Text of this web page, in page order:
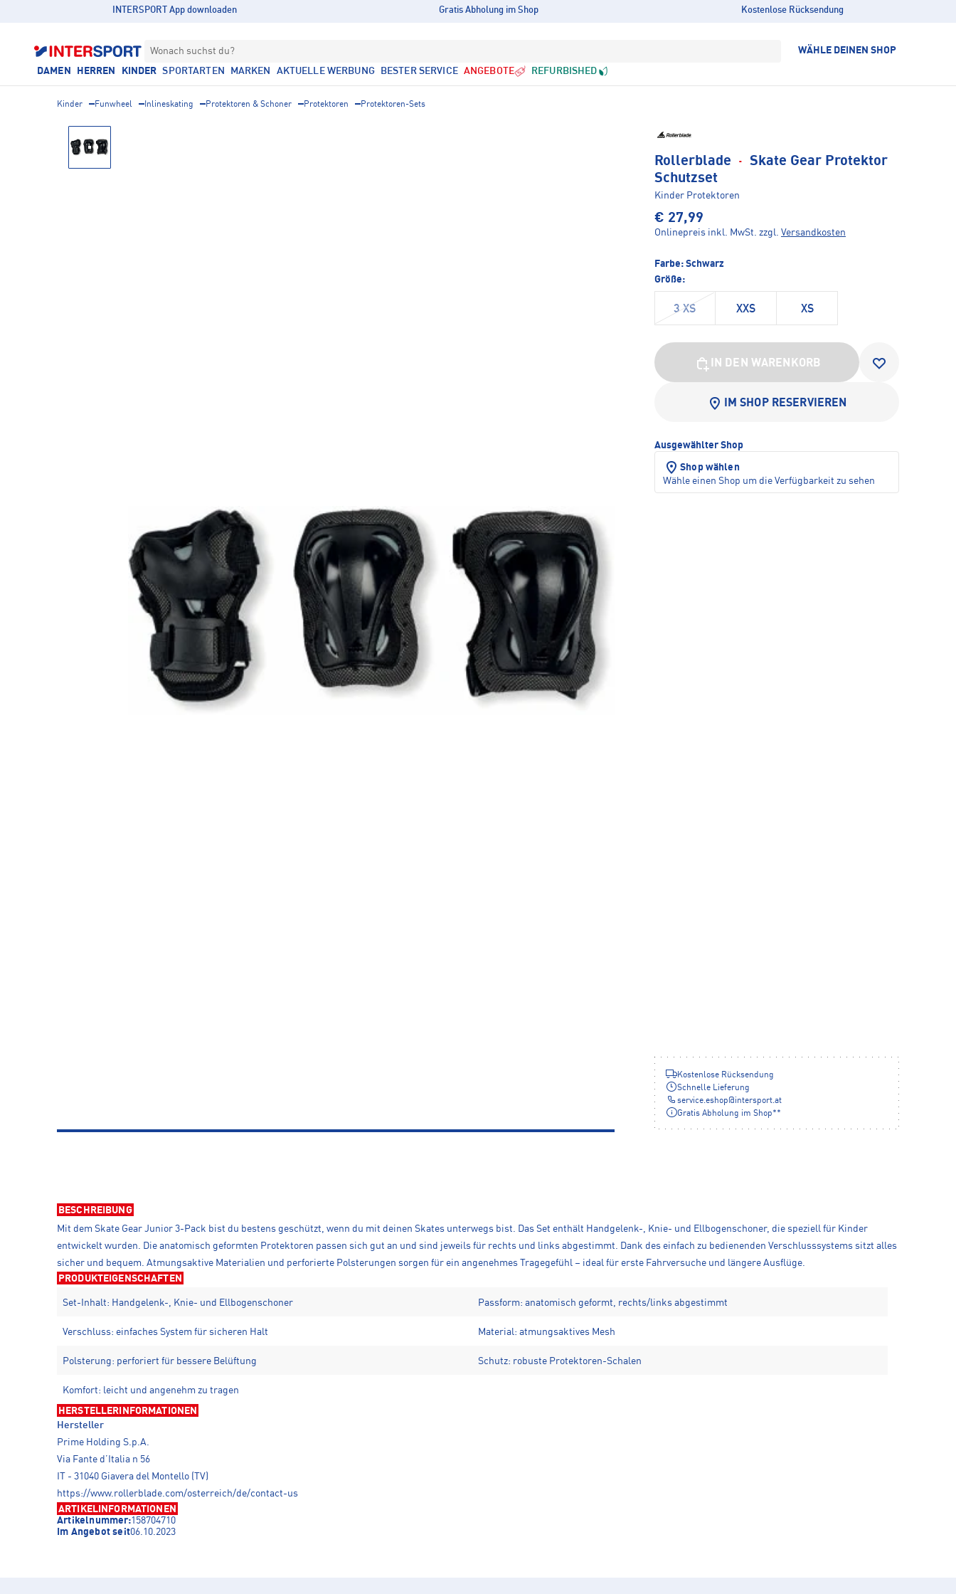
INTERSPORT App downloaden Gratis Abholung im Shop Kostenlose Rücksendung
Wonach suchst du? WÄHLE DEINEN SHOP
DAMEN HERREN KINDER SPORTARTEN MARKEN AKTUELLE WERBUNG BESTER SERVICE ANGEBOTE REFURBISHED
Kinder Funwheel Inlineskating Protektoren & Schoner Protektoren Protektoren-Sets
Rollerblade · Skate Gear Protektor
Schutzset
Kinder Protektoren
€ 27,99
Onlinepreis inkl. MwSt. zzgl. Versandkosten
Farbe: Schwarz
Größe:
3 XS XXS XS
IN DEN WARENKORB
IM SHOP RESERVIEREN
Ausgewählter Shop
Shop wählen
Wähle einen Shop um die Verfügbarkeit zu sehen
Kostenlose Rücksendung
Schnelle Lieferung
service.eshop@intersport.at
Gratis Abholung im Shop**
BESCHREIBUNG
Mit dem Skate Gear Junior 3-Pack bist du bestens geschützt, wenn du mit deinen Skates unterwegs bist. Das Set enthält Handgelenk-, Knie- und Ellbogenschoner, die speziell für Kinder
entwickelt wurden. Die anatomisch geformten Protektoren passen sich gut an und sind jeweils für rechts und links abgestimmt. Dank des einfach zu bedienenden Verschlusssystems sitzt alles
sicher und bequem. Atmungsaktive Materialien und perforierte Polsterungen sorgen für ein angenehmes Tragegefühl – ideal für erste Fahrversuche und längere Ausflüge.
PRODUKTEIGENSCHAFTEN
Set-Inhalt: Handgelenk-, Knie- und Ellbogenschoner Passform: anatomisch geformt, rechts/links abgestimmt
Verschluss: einfaches System für sicheren Halt Material: atmungsaktives Mesh
Polsterung: perforiert für bessere Belüftung Schutz: robuste Protektoren-Schalen
Komfort: leicht und angenehm zu tragen
HERSTELLERINFORMATIONEN
Hersteller
Prime Holding S.p.A.
Via Fante d’Italia n 56
IT - 31040 Giavera del Montello (TV)
https://www.rollerblade.com/osterreich/de/contact-us
ARTIKELINFORMATIONEN
Artikelnummer:158704710
Im Angebot seit06.10.2023